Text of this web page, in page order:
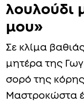
λουλούδι
μου»
Σε κλίμα
μητέρα της
σορό της
Μαστροκώστα